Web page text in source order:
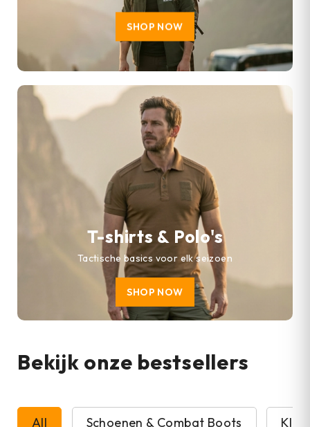
SHOP NOW
T-shirts & Polo's
Tactische basics voor elk seizoen
SHOP NOW
Bekijk onze bestsellers
All Schoenen & Combat Boots